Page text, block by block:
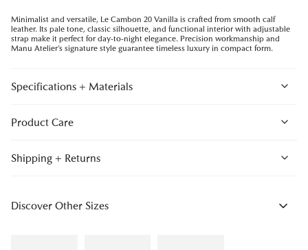
Minimalist and versatile, Le Cambon 20 Vanilla is crafted from smooth calf
leather. Its pale tone, classic silhouette, and functional interior with adjustable
strap make it perfect for day-to-night elegance. Precision workmanship and
Manu Atelier’s signature style guarantee timeless luxury in compact form.
Specifications + Materials
Product Care
Shipping + Returns
Discover Other Sizes